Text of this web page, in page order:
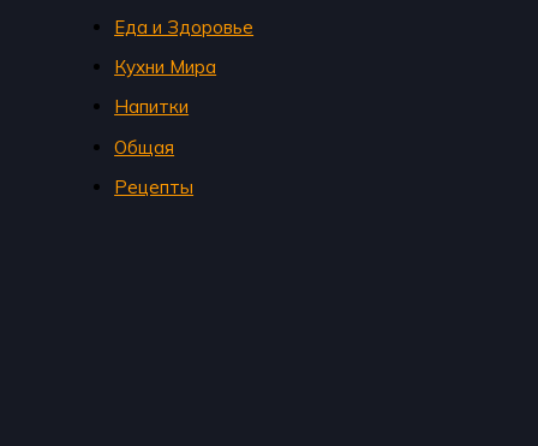
Еда и Здоровье
Кухни Мира
Напитки
Общая
Рецепты